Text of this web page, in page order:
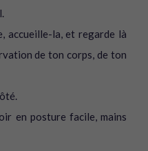
accueille-la, et regarde là
de ton corps, de ton
en posture facile, mains